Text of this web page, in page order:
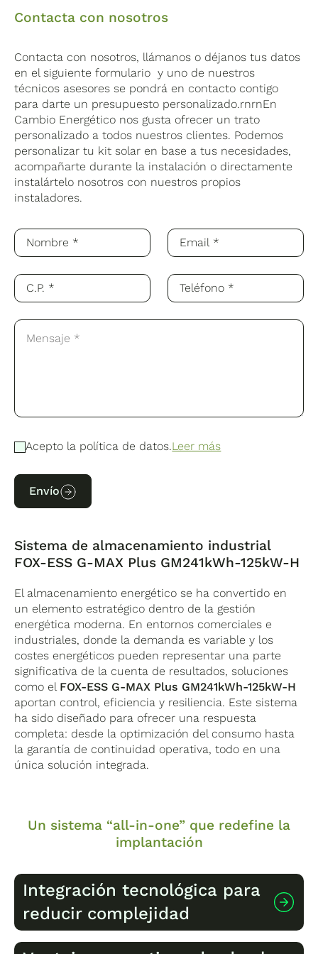
Contacta con nosotros
Contacta con nosotros, llámanos o déjanos tus datos
en el siguiente formulario y uno de nuestros
técnicos asesores se pondrá en contacto contigo
para darte un presupuesto personalizado.rnrnEn
Cambio Energético nos gusta ofrecer un trato
personalizado a todos nuestros clientes. Podemos
personalizar tu kit solar en base a tus necesidades,
acompañarte durante la instalación o directamente
instalártelo nosotros con nuestros propios
instaladores.
Acepto la política de datos.Leer más
Envío
Sistema de almacenamiento industrial
FOX-ESS G-MAX Plus GM241kWh-125kW-H
El almacenamiento energético se ha convertido en
un elemento estratégico dentro de la gestión
energética moderna. En entornos comerciales e
industriales, donde la demanda es variable y los
costes energéticos pueden representar una parte
significativa de la cuenta de resultados, soluciones
como el FOX-ESS G-MAX Plus GM241kWh-125kW-H
aportan control, eficiencia y resiliencia. Este sistema
ha sido diseñado para ofrecer una respuesta
completa: desde la optimización del consumo hasta
la garantía de continuidad operativa, todo en una
única solución integrada.
Un sistema “all-in-one” que redefine la
implantación
Integración tecnológica para
reducir complejidad